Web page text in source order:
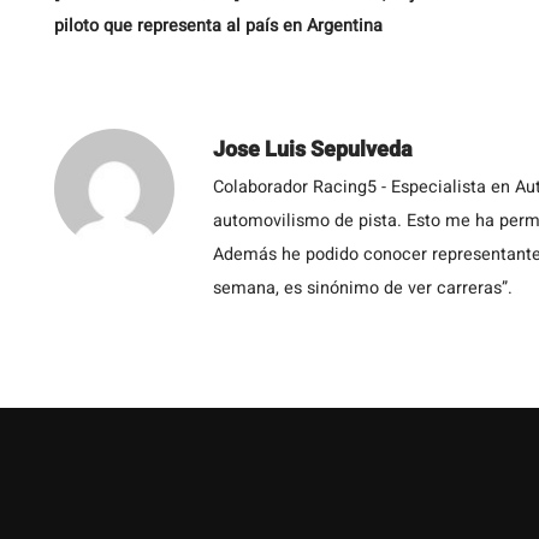
piloto que representa al país en Argentina
Jose Luis Sepulveda
Colaborador Racing5 - Especialista en
automovilismo de pista. Esto me ha
Además he podido conocer
semana, es sinónimo de ver carreras”.